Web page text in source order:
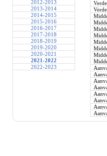
2012-2013
2013-2014
2014-2015
2015-2016
2016-2017
2017-2018
2018-2019
2019-2020
2020-2021
2021-2022
2022-2023